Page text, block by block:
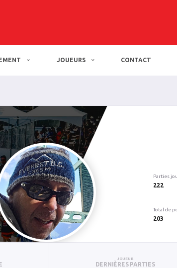
JOUEURS CONTACT
Parties
222
Total de
203
JOUEUR
DERNIÈRES PARTIES